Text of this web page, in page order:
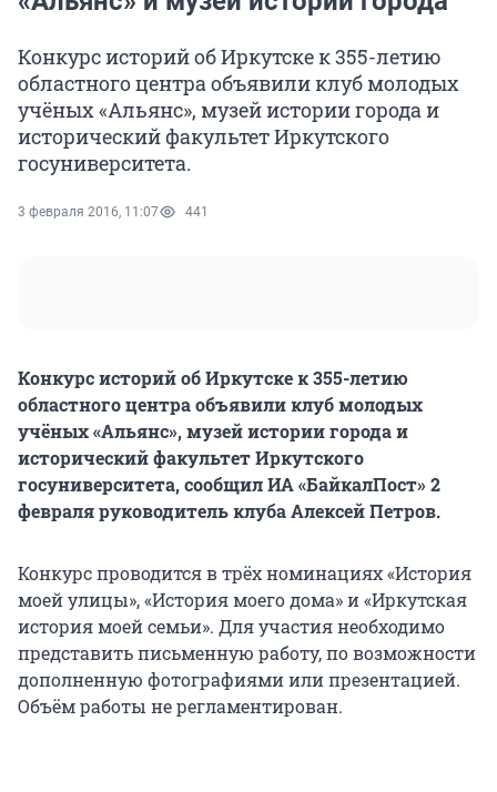
Конкурс историй об Иркутске к 355-летию
областного центра объявили клуб молодых
учёных «Альянс», музей истории города и
исторический факультет Иркутского
госуниверситета.
3 февраля 2016, 11:07 441
Конкурс историй об Иркутске к 355-летию
областного центра объявили клуб молодых
учёных «Альянс», музей истории города и
исторический факультет Иркутского
госуниверситета, сообщил ИА «БайкалПост» 2
февраля руководитель клуба Алексей Петров.
Конкурс проводится в трёх номинациях «История
моей улицы», «История моего дома» и «Иркутская
история моей семьи». Для участия необходимо
представить письменную работу, по возможности
дополненную фотографиями или презентацией.
Объём работы не регламентирован.